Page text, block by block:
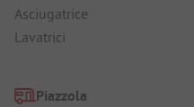
Asciugatrice
Lavatrici
Piazzola